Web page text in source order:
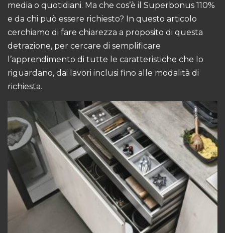
media o quotidiani. Ma che cos’è il Superbonus 110%
e da chi può essere richiesto? In questo articolo
cerchiamo di fare chiarezza a proposito di questa
detrazione, per cercare di semplificare
l’apprendimento di tutte le caratteristiche che lo
riguardano, dai lavori inclusi fino alle modalità di
richiesta.